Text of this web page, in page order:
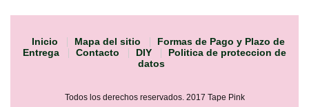
Inicio Mapa del sitio
Formas de Pago y Plazo de
Entrega
Contacto DIY
Politica de proteccion de
datos
Todos los derechos reservados. 2017 Tape Pink